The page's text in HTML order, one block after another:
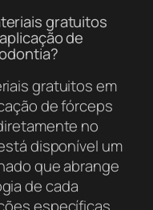
gratuitos
de
gratuitos em
de fórceps
no
disponível um
que abrange
de cada